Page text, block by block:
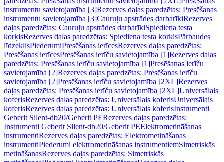
instrumentu savietojamība [3]Rezerves daļas paredzētas: Presēšanas
instrumentu savietojamība [3]Cauruļu apstrādes darbarīkiRezerves
daļas paredzētas: Cauruļu apstrādes darbarīkiSpiediena testa
korķisRezerves daļas paredzētas: Spiediena testa korķisPārbaudes
līdzeklisPiederumiPresēšanas ierīcesRezerves daļas paredzētas:
Presēšanas ierīcesPresēšanas ierīču savietojamība [1]Rezerves daļas
paredzētas: Presēšanas ierīču savietojamība [1]Presēšanas ierīču
savietojamība [2]Rezerves daļas paredzētas: Presēšanas ierīču
savietojamība [2]Presēšanas ierīču savietojamība [2XL]Rezerves
daļas paredzētas: Presēšanas ierīču savietojamība [2XL]Universālais
koferisRezerves daļas paredzētas: Universālais koferisUniversālais
koferisRezerves daļas paredzētas: Universālais koferisInstrumenti
Geberit Silent-db20/Geberit PERezerves daļas paredzētas:
Instrumenti Geberit Silent-db20/Geberit PEElektrometināšanas
instrumentiRezerves daļas paredzētas: Elektrometināšanas
instrumentiPiederumi elektrometināšanas instrumentiemSimetriskās
metināšanasRezerves daļas paredzētas: Simetriskās